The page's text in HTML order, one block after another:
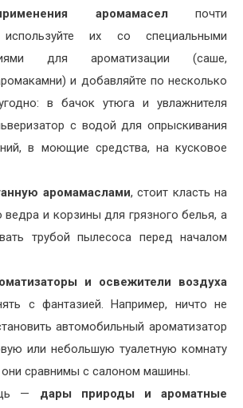
аромамасел почти
используйте их со специальными
для ароматизации (саше,
и добавляйте по несколько
в бачок утюга и увлажнителя
с водой для опрыскивания
в моющие средства, на кусковое
аромамаслами, стоит класть на
ведра и корзины для грязного белья, а
трубой пылесоса перед началом
и освежители воздуха
с фантазией. Например, ничто не
автомобильный ароматизатор
или небольшую туалетную комнату
сравнимы с салоном машины.
— дары природы и ароматные